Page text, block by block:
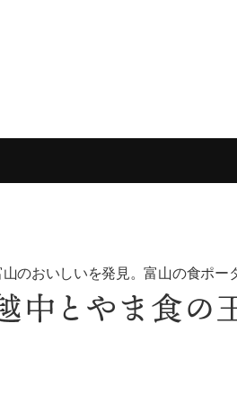
山のおいしいを発見。富山の食ポー